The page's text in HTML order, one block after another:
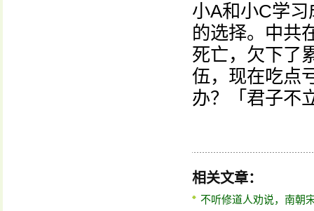
小A和小C学
的选择。中共
死亡，欠下了
伍，现在吃点
办？「君子不
相关文章：
不听修道人劝说，南朝